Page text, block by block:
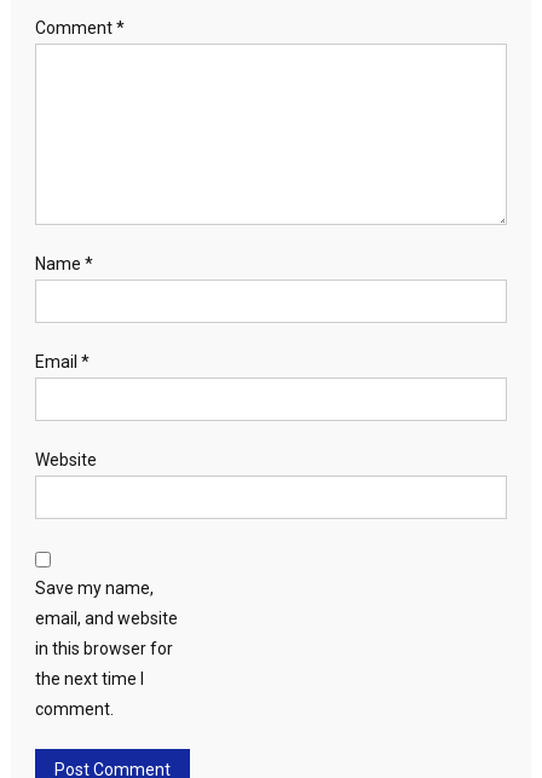
Comment*
Name *
Email *
Website
Save my name,
email, and website
in this browser for
the next time I
comment.